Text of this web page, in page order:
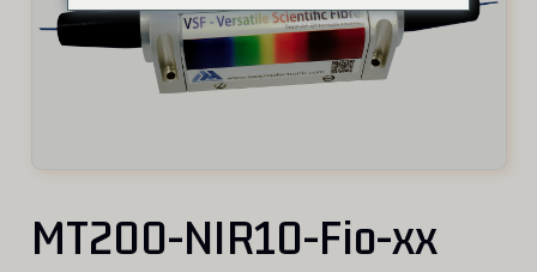
MT200-NIR10-Fio-xx